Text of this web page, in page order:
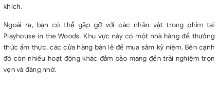
khích.
Ngoài ra, bạn có thể gặp gỡ với các nhân vật trong phim tại
Playhouse in the Woods. Khu vực này có một nhà hàng để thưởng
thức ẩm thực, các cửa hàng bán lẻ để mua sắm kỷ niệm. Bên cạnh
đó còn nhiều hoạt động khác đảm bảo mang đến trải nghiệm trọn
vẹn và đáng nhớ.